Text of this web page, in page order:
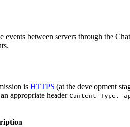
events between servers through the
is HTTPS (at the development
appropriate header Content-Type: